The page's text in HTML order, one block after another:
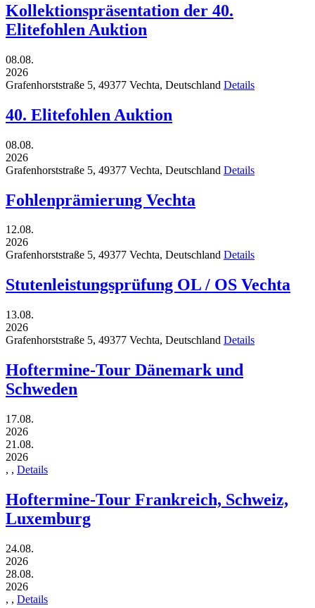
Kollektionspräsentation der 40.
Elitefohlen Auktion
08.08.
2026
Grafenhorststraße 5, 49377 Vechta, Deutschland Details
40. Elitefohlen Auktion
08.08.
2026
Grafenhorststraße 5, 49377 Vechta, Deutschland Details
Fohlenprämierung Vechta
12.08.
2026
Grafenhorststraße 5, 49377 Vechta, Deutschland Details
Stutenleistungsprüfung OL / OS Vechta
13.08.
2026
Grafenhorststraße 5, 49377 Vechta, Deutschland Details
Hoftermine-Tour Dänemark und
Schweden
17.08.
2026
21.08.
2026
, , Details
Hoftermine-Tour Frankreich, Schweiz,
Luxemburg
24.08.
2026
28.08.
2026
, , Details